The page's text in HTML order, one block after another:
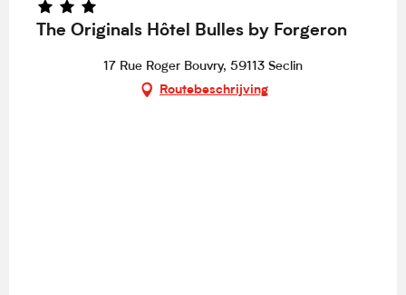
The Originals Hôtel Bulles by Forgeron
17 Rue Roger Bouvry, 59113 Seclin
Routebeschrijving